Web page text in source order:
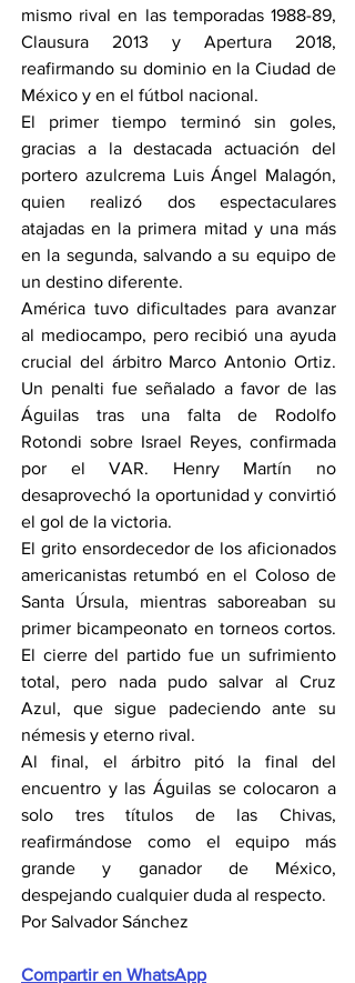
mismo rival en las temporadas 1988-89,
Clausura 2013 y Apertura 2018,
reafirmando su dominio en la Ciudad de
México y en el fútbol nacional.
El primer tiempo terminó sin goles,
gracias a la destacada actuación del
portero azulcrema Luis Ángel Malagón,
quien realizó dos espectaculares
atajadas en la primera mitad y una más
en la segunda, salvando a su equipo de
un destino diferente.
América tuvo dificultades para avanzar
al mediocampo, pero recibió una ayuda
crucial del árbitro Marco Antonio Ortiz.
Un penalti fue señalado a favor de las
Águilas tras una falta de Rodolfo
Rotondi sobre Israel Reyes, confirmada
por el VAR. Henry Martín no
desaprovechó la oportunidad y convirtió
el gol de la victoria.
El grito ensordecedor de los aficionados
americanistas retumbó en el Coloso de
Santa Úrsula, mientras saboreaban su
primer bicampeonato en torneos cortos.
El cierre del partido fue un sufrimiento
total, pero nada pudo salvar al Cruz
Azul, que sigue padeciendo ante su
némesis y eterno rival.
Al final, el árbitro pitó la final del
encuentro y las Águilas se colocaron a
solo tres títulos de las Chivas,
reafirmándose como el equipo más
grande y ganador de México,
despejando cualquier duda al respecto.
Por Salvador Sánchez
Compartir en WhatsApp